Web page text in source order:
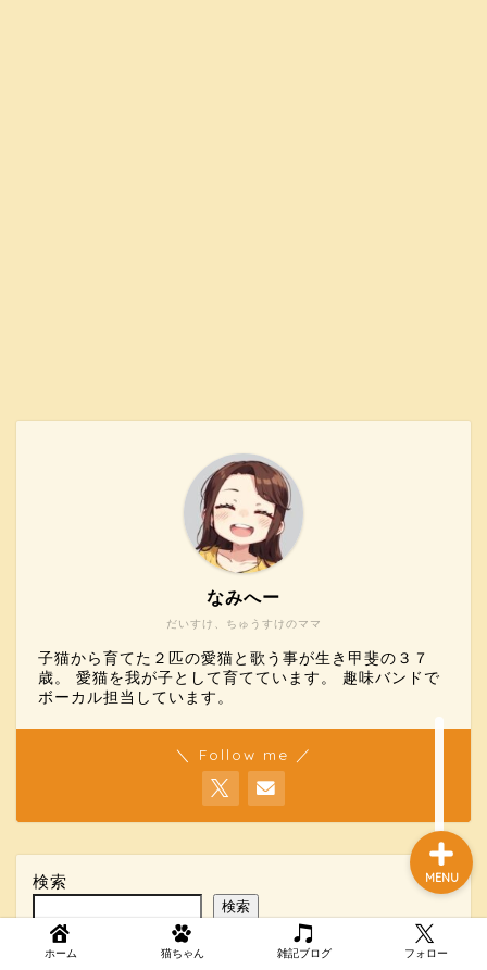
だいすけ、ちゅうすけのママ
なみへー
子猫から育てた２匹の愛猫と歌う事が生き甲斐の３７
歳。 愛猫を我が子として育てています。 趣味バンドで
ボーカル担当しています。
＼ Follow me ／
検索
検索
ホーム 猫ちゃん 雑記ブログ フォロー
MENU
猫ちゃん
雑記ブログ
お問い合わせ